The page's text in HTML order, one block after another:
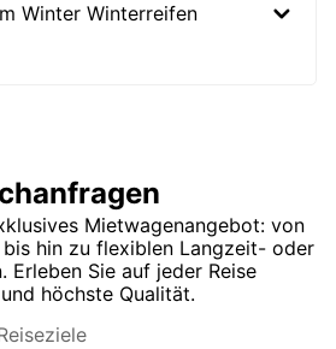
Winter Winterreifen
Mietwagenangebot: von
hin zu flexiblen Langzeit- oder
Erleben Sie auf jeder Reise
höchste Qualität.